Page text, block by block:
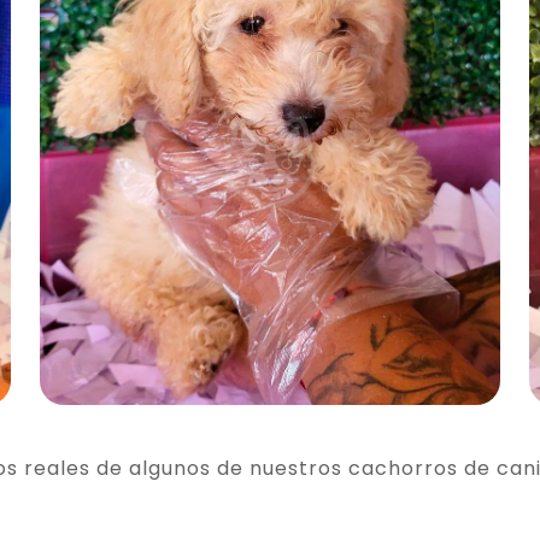
reales de algunos de nuestros cachorros de